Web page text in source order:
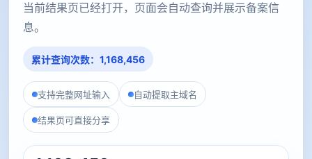
当前结果页已经打开，页面会自动查询并展示备案信
息。
累计查询次数：1,168,456
支持完整网址输入 自动提取主域名
结果页可直接分享